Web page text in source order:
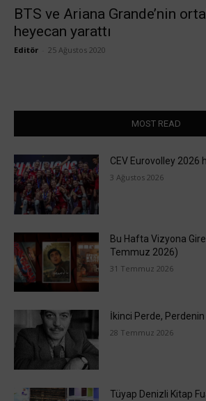
BTS ve Ariana Grande’nin
heyecan yarattı
Editör 25 Ağustos 2020
MOST READ
CEV Eurovolley 2026
3 Ağustos 2026
Bu Hafta Vizyona
Temmuz 2026)
31 Temmuz 2026
İkinci Perde, Perdenin
28 Temmuz 2026
Tüyap Denizli Kitap